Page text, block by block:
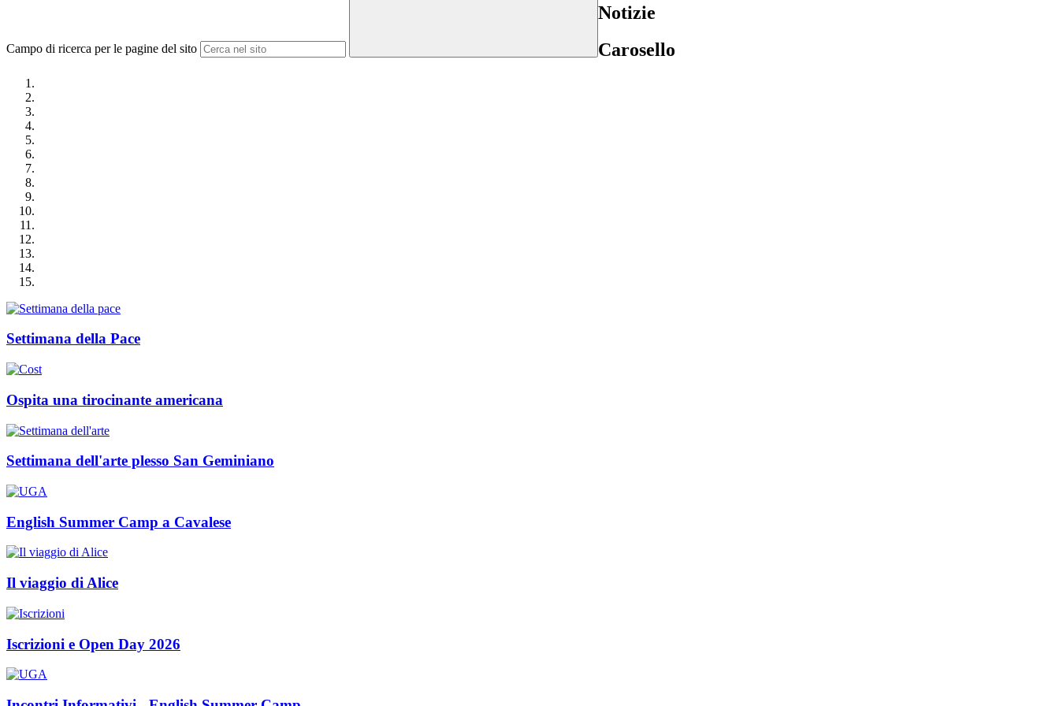
Campo di ricerca per le pagine del sito
Notizie
Carosello
Settimana della Pace
Ospita una tirocinante americana
Settimana dell'arte plesso San Geminiano
English Summer Camp a Cavalese
Il viaggio di Alice
Iscrizioni e Open Day 2026